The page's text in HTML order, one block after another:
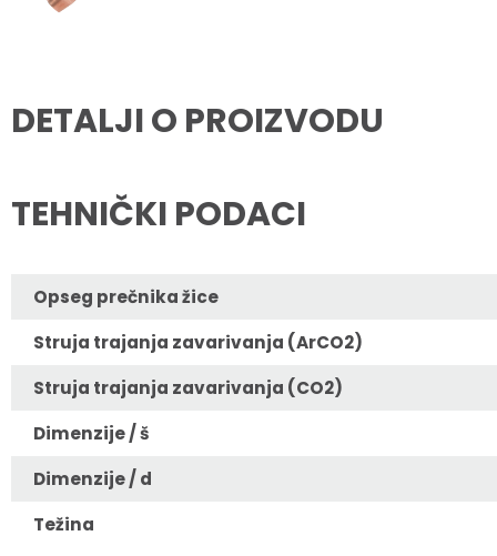
DETALJI O PROIZVODU
TEHNIČKI PODACI
Opseg prečnika žice
Struja trajanja zavarivanja (ArCO2)
Struja trajanja zavarivanja (CO2)
Dimenzije / š
Dimenzije / d
Težina